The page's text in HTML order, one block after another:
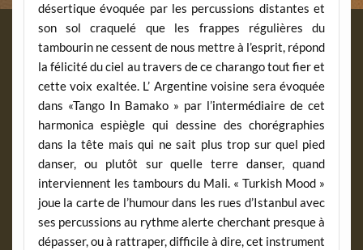
désertique évoquée par les percussions distantes et
son sol craquelé que les frappes régulières du
tambourin ne cessent de nous mettre à l’esprit, répond
la félicité du ciel au travers de ce charango tout fier et
cette voix exaltée. L’ Argentine voisine sera évoquée
dans «Tango In Bamako » par l’intermédiaire de cet
harmonica espiègle qui dessine des chorégraphies
dans la tête mais qui ne sait plus trop sur quel pied
danser, ou plutôt sur quelle terre danser, quand
interviennent les tambours du Mali. « Turkish Mood »
joue la carte de l’humour dans les rues d’Istanbul avec
ses percussions au rythme alerte cherchant presque à
dépasser, ou à rattraper, difficile à dire, cet instrument